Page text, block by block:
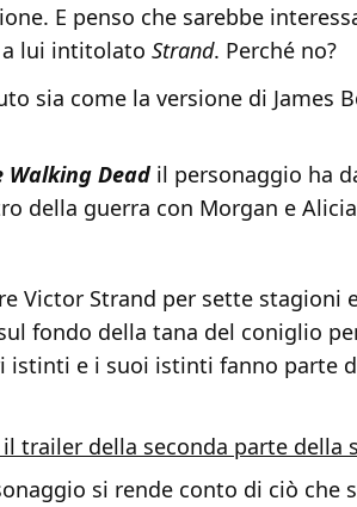
E penso che sarebbe
lui intitolato Strand. Perché no?
sia come la versione di James
Walking Deadil personaggio ha
della guerra con Morgan e
Victor Strand per sette stagioni
fondo della tana del coniglio
istinti e i suoi istinti fanno parte
trailer della seconda parte della
si rende conto di ciò che